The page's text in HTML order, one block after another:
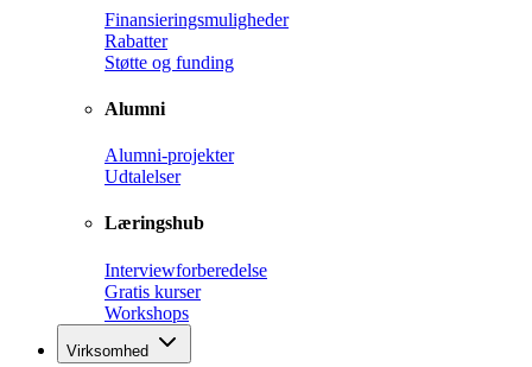
Finansieringsmuligheder
Rabatter
Støtte og funding
Alumni
Alumni-projekter
Udtalelser
Læringshub
Interviewforberedelse
Gratis kurser
Workshops
Virksomhed